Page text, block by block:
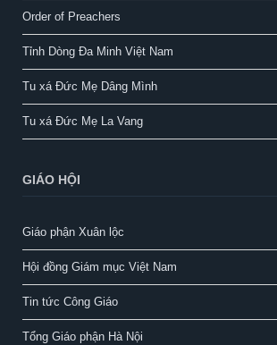
Order of Preachers
Tỉnh Dòng Đa Minh Việt Nam
Tu xá Đức Mẹ Dâng Mình
Tu xá Đức Mẹ La Vang
GIÁO HỘI
Giáo phận Xuân lộc
Hội đồng Giám mục Việt Nam
Tin tức Công Giáo
Tổng Giáo phận Hà Nội